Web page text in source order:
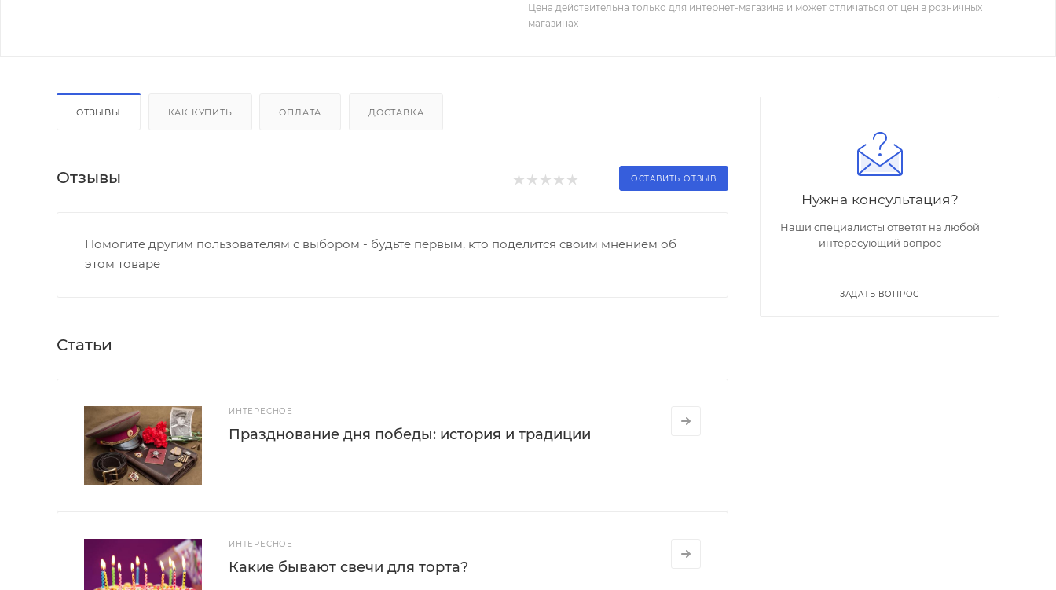
Цена действительна только для интернет-магазина и может отличаться от цен в розничных
магазинах
ОТЗЫВЫ КАК КУПИТЬ ОПЛАТА ДОСТАВКА
Отзывы ОСТАВИТЬ ОТЗЫВ
Помогите другим пользователям с выбором - будьте первым, кто поделится своим мнением об
этом товаре
Статьи
ИНТЕРЕСНОЕ
Празднование дня победы: история и традиции
ИНТЕРЕСНОЕ
Какие бывают свечи для торта?
Нужна консультация?
Наши специалисты ответят на любой
интересующий вопрос
ЗАДАТЬ ВОПРОС